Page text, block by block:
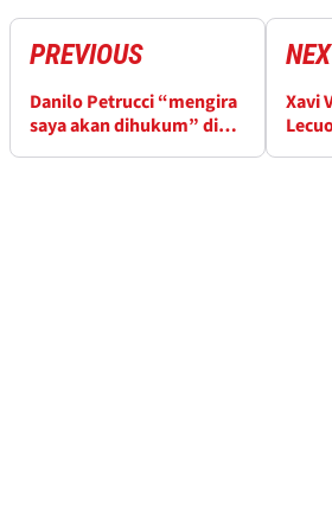
PREVIOUS
Danilo Petrucci “mengira
saya akan dihukum” di
Xavi